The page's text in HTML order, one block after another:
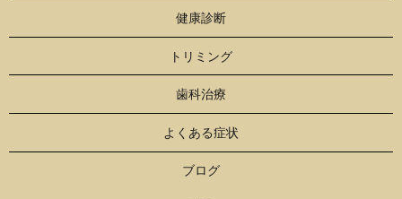
健康診断
トリミング
歯科治療
よくある症状
ブログ